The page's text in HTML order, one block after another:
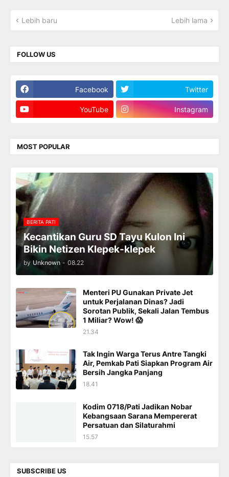
Lebih baru Lebih lama
FOLLOW US
Facebook Twitter
YouTube Instagram
MOST POPULAR
BERITA PATI
Kecantikan Guru SD Tayu Kulon Ini
Bikin Netizen Klepek-klepek
by Unknown - 08.22
Menteri PU Gunakan Private Jet
untuk Perjalanan Dinas? Jadi
Sorotan Publik, Sekali Jalan Tembus
1 Miliar? Wow! 😱
21.34
Tak Ingin Warga Terus Antre Tangki
Air, Pemkab Pati Siapkan Program Air
Bersih Jangka Panjang
18.41
Kodim 0718/Pati Jadikan Nobar
Kebangsaan Sarana Mempererat
Persatuan dan Silaturahmi
15.57
SUBSCRIBE US